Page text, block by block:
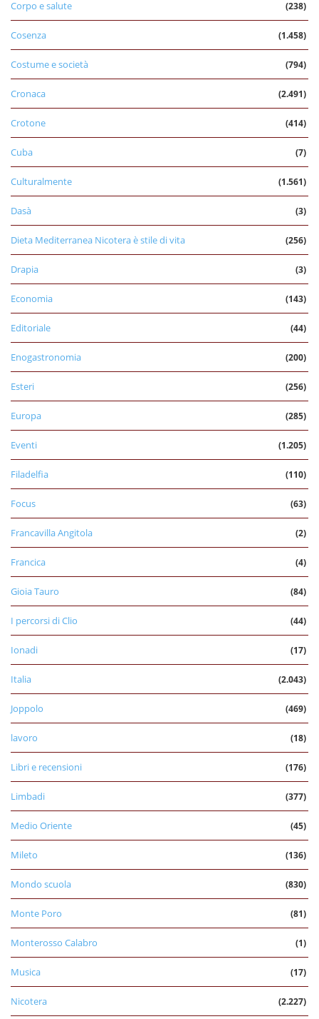
Corpo e salute (238)
Cosenza (1.458)
Costume e società (794)
Cronaca (2.491)
Crotone (414)
Cuba (7)
Culturalmente (1.561)
Dasà (3)
Dieta Mediterranea Nicotera è stile di vita (256)
Drapia (3)
Economia (143)
Editoriale (44)
Enogastronomia (200)
Esteri (256)
Europa (285)
Eventi (1.205)
Filadelfia (110)
Focus (63)
Francavilla Angitola (2)
Francica (4)
Gioia Tauro (84)
I percorsi di Clio (44)
Ionadi (17)
Italia (2.043)
Joppolo (469)
lavoro (18)
Libri e recensioni (176)
Limbadi (377)
Medio Oriente (45)
Mileto (136)
Mondo scuola (830)
Monte Poro (81)
Monterosso Calabro (1)
Musica (17)
Nicotera (2.227)